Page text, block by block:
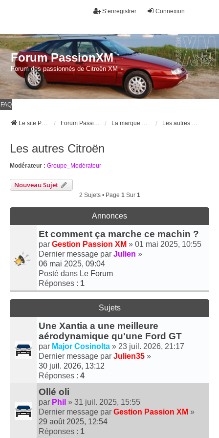
Connexion
S’enregistrer
Forum PassionXM
Forum des passionnés de Citroën XM
FAQ
Le site Passion XM Forum Passion XM La marque Citroën Les autres Citroën
Les autres Citroën
Modérateur : Groupe_Modérateur
Nouveau Sujet
2 Sujets • Page 1Sur 1
Annonces
Et comment ça marche ce machin ?
par Gestion Passion XM » 01 mai 2025, 10:55
Dernier message par Julien »
06 mai 2025, 09:04
Posté dans Le Forum
Réponses : 1
Sujets
Une Xantia a une meilleure
aérodynamique qu'une Ford GT
par Major Cosinolta » 23 juil. 2026, 21:17
Dernier message par Julien35 »
30 juil. 2026, 13:12
Réponses : 4
Ollé oli
par Phil » 31 juil. 2025, 15:55
Dernier message par Gestion Passion XM »
29 août 2025, 12:54
Réponses : 1